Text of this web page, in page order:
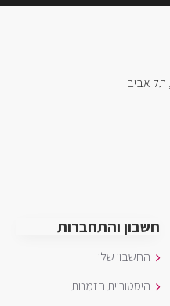
חשבון והתחברות
החשבון שלי
היסטוריית הזמנות